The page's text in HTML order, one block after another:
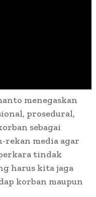
menegaskan
prosedural,
sebagai
rekan media agar
tindak
harus kita jaga
korban maupun